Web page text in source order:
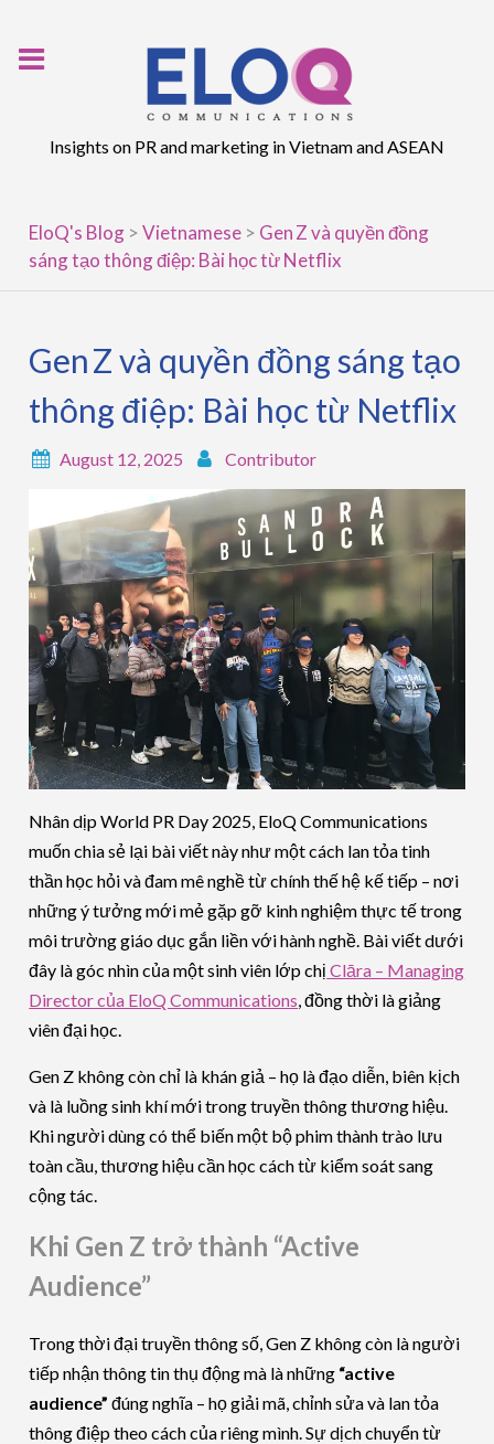
Insights on PR and marketing in Vietnam and ASEAN
EloQ's Blog >Vietnamese > Gen Z và quyền đồng
sáng tạo thông điệp: Bài học từ Netflix
Gen Z và quyền đồng sáng tạo
thông điệp: Bài học từ Netflix
August 12, 2025 Contributor
Nhân dịp World PR Day 2025, EloQ Communications
muốn chia sẻ lại bài viết này như một cách lan tỏa tinh
thần học hỏi và đam mê nghề từ chính thế hệ kế tiếp – nơi
những ý tưởng mới mẻ gặp gỡ kinh nghiệm thực tế trong
môi trường giáo dục gắn liền với hành nghề. Bài viết dưới
đây là góc nhìn của một sinh viên lớp chị Clāra – Managing
Director của EloQ Communications, đồng thời là giảng
viên đại học.
Gen Z không còn chỉ là khán giả – họ là đạo diễn, biên kịch
và là luồng sinh khí mới trong truyền thông thương hiệu.
Khi người dùng có thể biến một bộ phim thành trào lưu
toàn cầu, thương hiệu cần học cách từ kiểm soát sang
cộng tác.
Khi Gen Z trở thành “Active
Audience”
Trong thời đại truyền thông số, Gen Z không còn là người
tiếp nhận thông tin thụ động mà là những “active
audience” đúng nghĩa – họ giải mã, chỉnh sửa và lan tỏa
thông điệp theo cách của riêng mình. Sự dịch chuyển từ